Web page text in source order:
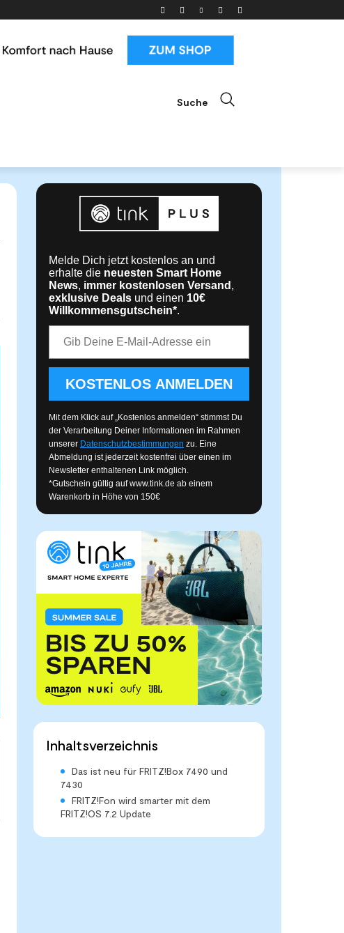
Suche
Melde Dich jetzt kostenlos an und
erhalte die neuesten Smart Home
News, immer kostenlosen Versand ,
exklusive Deals und einen 10€
Willkommensgutschein*.
KOSTENLOS ANMELDEN
Mit dem Klick auf „Kostenlos anmelden“ stimmst Du
der Verarbeitung Deiner Informationen im Rahmen
unserer Datenschutzbestimmungen zu. Eine
Abmeldung ist jederzeit kostenfrei über einen im
Newsletter enthaltenen Link möglich.
*Gutschein gültig aufwww.tink.de ab einem
Warenkorb in Höhe von 150€
Inhaltsverzeichnis
Das ist neu für FRITZ!Box 7490 und
7430
FRITZ!Fon wird smarter mit dem
FRITZ!OS 7.2 Update